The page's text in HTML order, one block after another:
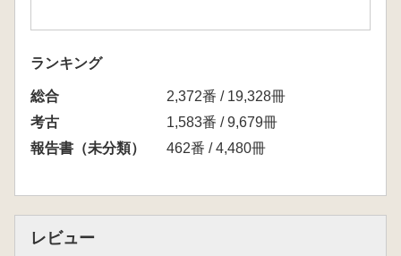
ランキング
総合
2,372番 / 19,328冊
考古
1,583番 / 9,679冊
報告書（未分類）
462番 / 4,480冊
レビュー